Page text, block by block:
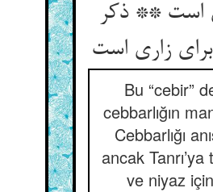
است ** ذکر
Bu “cebir”
cebbarlığın
Cebbarlığı
ancak
ve niyaz